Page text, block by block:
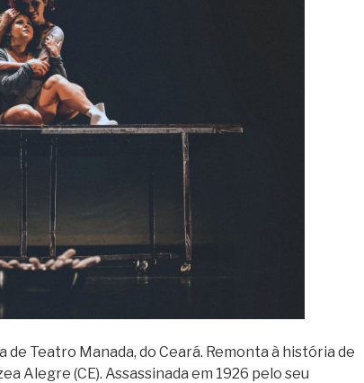
de Teatro Manada, do Ceará. Remonta à história de
Alegre (CE). Assassinada em 1926 pelo seu